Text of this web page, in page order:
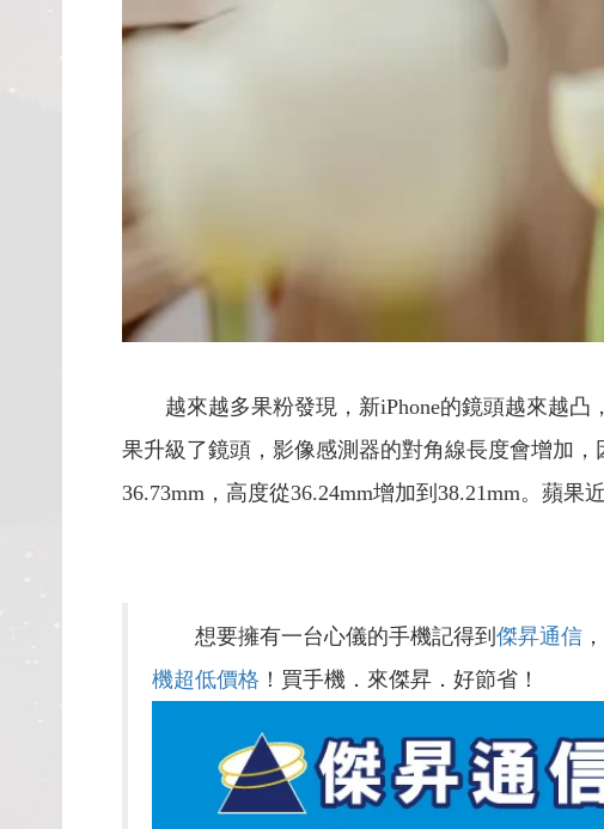
越來越多果粉發現，新iPhone的鏡頭越來越
果升級了鏡頭，影像感測器的對角線長度會增加，
36.73mm，高度從36.24mm增加到38.21mm。蘋果
想要擁有一台心儀的手機記得到 傑昇通信
機超低價格 ！買手機．來傑昇．好節省！